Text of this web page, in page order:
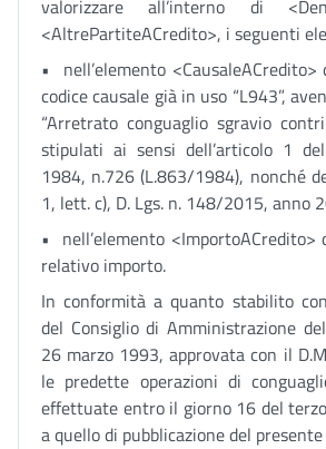
valorizzare all’interno di
<AltrePartiteACredito>, i seguenti
• nell’elemento
codice causale già in uso “L943”,
“Arretrato conguaglio sgravio
stipulati ai sensi dell’articolo 1
1984, n.726 (L.863/1984), nonché
1, lett. c), D. Lgs. n. 148/2015, anno
• nell’elemento <ImportoACredito>
relativo importo.
In conformità a quanto stabilito
del Consiglio di Amministrazione
26 marzo 1993, approvata con il
le predette operazioni di
effettuate entro il giorno 16 del
a quello di pubblicazione del